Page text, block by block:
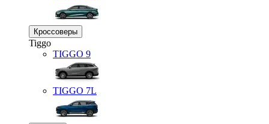
Кроссоверы
Tiggo
TIGGO 9
TIGGO 7L